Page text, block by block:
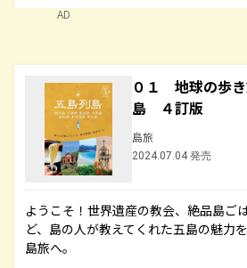
AD
０１ 地球の歩
島 ４訂版
島旅
2024.07.04 発売
ようこそ！世界遺産の教会、絶品島ご
ど、島の人が教えてくれた五島の魅力
島旅へ。